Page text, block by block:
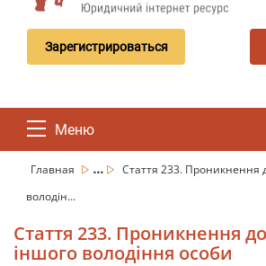
Зарегистрироваться
Меню
Главная ...
Стаття 233. Проникнення
володін...
Стаття 233. Проникнення
іншого володіння особи